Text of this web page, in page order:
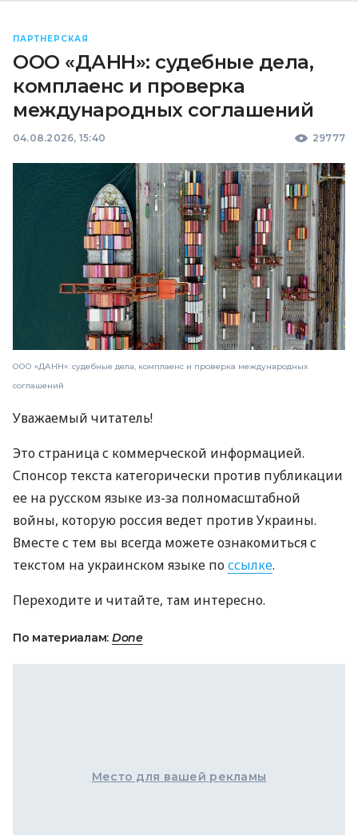
ПАРТНЕРСКАЯ
ООО «ДАНН»: судебные дела,
комплаенс и проверка
международных соглашений
04.08.2026, 15:40 29777
ООО «ДАНН»: судебные дела, комплаенс и проверка международных
соглашений
Уважаемый читатель!
Это страница с коммерческой информацией.
Спонсор текста категорически против публикации
ее на русском языке из-за полномасштабной
войны, которую россия ведет против Украины.
Вместе с тем вы всегда можете ознакомиться с
текстом на украинском языке поссылке.
Переходите и читайте, там интересно.
По материалам: Done
Место для вашей рекламы